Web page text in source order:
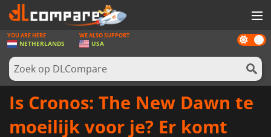
SPELLEN
GAME CARDS
SOFTWARE
Dark
mode
YOU ARE HERE
NETHERLANDS
WE ALSO SUPPORT
USA
Is Cronos: The New Dawn te
moeilijk voor je? Er komt